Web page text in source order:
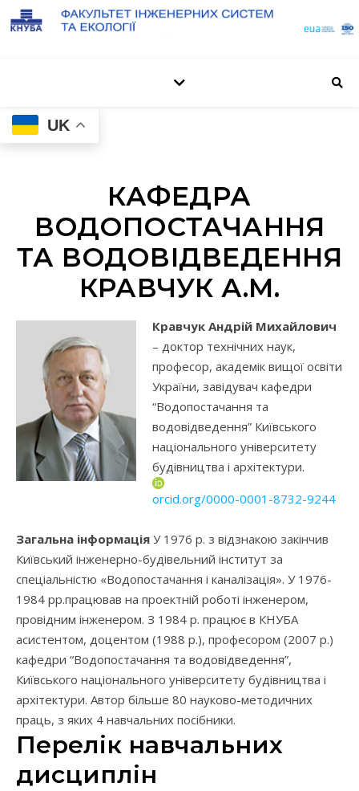
UK
КАФЕДРА
ВОДОПОСТАЧАННЯ
ТА ВОДОВІДВЕДЕННЯ
КРАВЧУК А.М.
Кравчук Андрій Михайлович
– доктор технічних наук,
професор, академік вищої освіти
України, завідувач кафедри
“Водопостачання та
водовідведення” Київського
національного університету
будівництва і архітектури.
orcid.org/0000-0001-8732-9244
Загальна інформація У 1976 р. з відзнакою закінчив
Київський інженерно-будівельний інститут за
спеціальністю «Водопостачання і каналізація». У 1976-
1984 рр.працював на проектній роботі інженером,
провідним інженером. З 1984 р. працює в КНУБА
асистентом, доцентом (1988 р.), професором (2007 р.)
кафедри “Водопостачання та водовідведення”,
Київського національного університету будівництва і
архітектури. Автор більше 80 науково-методичних
праць, з яких 4 навчальних посібники.
Перелік навчальних
дисциплін